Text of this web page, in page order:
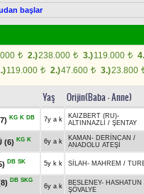
başlar
t 2.)238.000 t 3.)119.000 t
119.000 t 2.)47.600 t 3.)23.800
Yaş Orijin(Baba - Anne)
KG K DB 7y a k KAIZBERT (RU)-
ALTINNAZLI / ŞENTAY
(6) KG K 6y a k KAMAN - DERİNCAN /
ANADOLU ATEŞİ
DB SK 5y k k SİLAH - MAHREM /
DB SKG
6y a k BESLENEY- HASHATUN
ŞÖVALYE